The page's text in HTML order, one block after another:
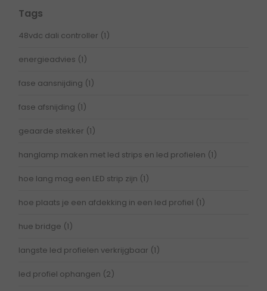
Tags
48vdc dali controller (1)
energieadvies (1)
fase aansnijding (1)
fase afsnijding (1)
geaarde stekker (1)
hanglamp maken met led strips en led profielen (1)
hoe lang mag een LED strip zijn (1)
hoe plaats je een afdekking in een led profiel (1)
hue bridge (1)
langste led profielen verkrijgbaar (1)
led profiel ophangen (2)